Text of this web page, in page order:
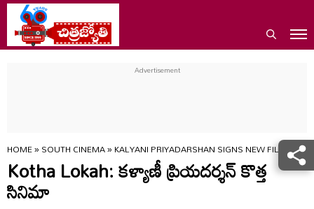
HOME»SOUTH CINEMA»KALYANI PRIYADARSHAN SIGNS NEW FILM
Kotha Lokah: కళ్యాణీ ప్రియదర్శన్ కొత్త
సినిమా